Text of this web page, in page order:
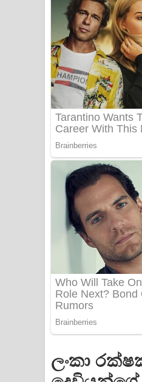
FEVER
BTS : Hooligan
Apa
ගීතයේ පද පෙළ
PATHINIYE
Sorry Sir
ගීතයේ පද පෙළ
Mathaka
- මතක අලුතින්
Sandak
ගීතයේ පද පෙළ
Ma Igili Giya
ලංකා